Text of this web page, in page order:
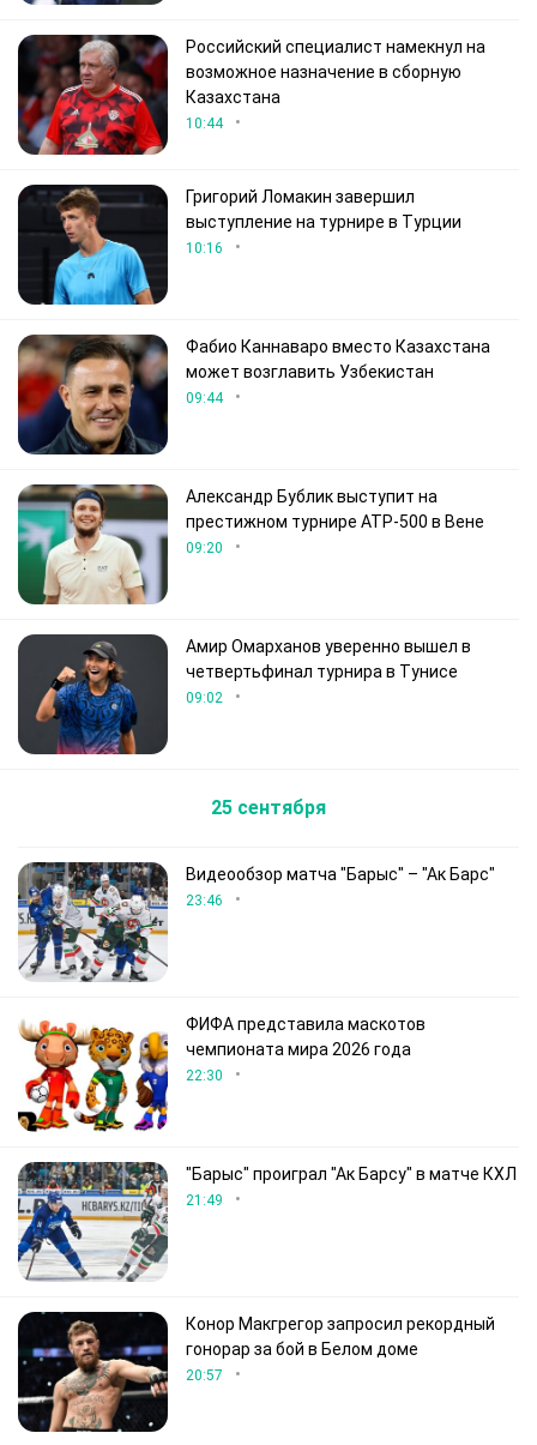
Российский специалист намекнул на
возможное назначение в сборную
Казахстана
10:44 •
Григорий Ломакин завершил
выступление на турнире в Турции
10:16 •
Фабио Каннаваро вместо Казахстана
может возглавить Узбекистан
09:44 •
Александр Бублик выступит на
престижном турнире ATP-500 в Вене
09:20 •
Амир Омарханов уверенно вышел в
четвертьфинал турнира в Тунисе
09:02 •
25 сентября
Видеообзор матча "Барыс" – "Ак Барс"
23:46 •
ФИФА представила маскотов
чемпионата мира 2026 года
22:30 •
"Барыс" проиграл "Ак Барсу" в матче КХЛ
21:49 •
Конор Макгрегор запросил рекордный
гонорар за бой в Белом доме
20:57 •